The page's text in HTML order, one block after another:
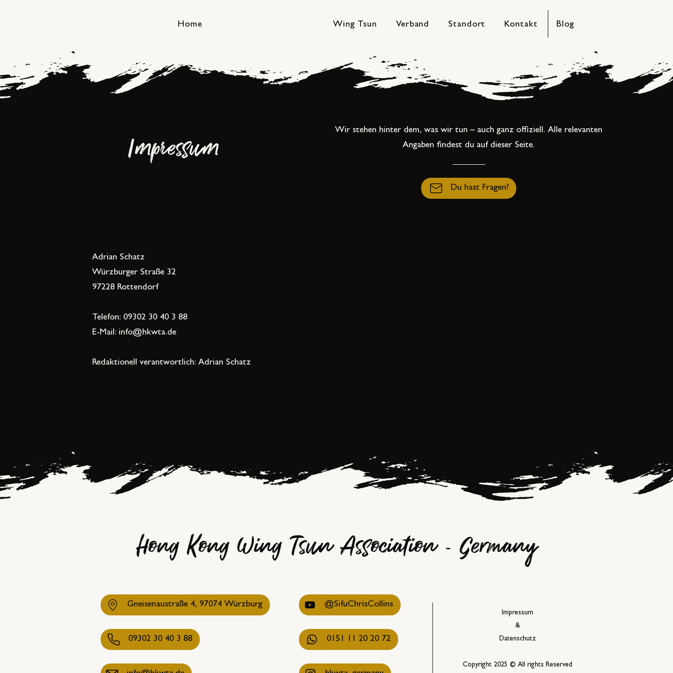
Home Wing Tsun Verband Standort Kontakt Blog
Impressum
Wir stehen hinter dem, was wir tun – auch ganz offiziell. Alle relevanten
Angaben findest du auf dieser Seite.
Du hast Fragen?
Adrian Schatz
Würzburger Straße 32
97228 Rottendorf
Telefon: 09302 30 40 3 88
E-Mail: info@hkwta.de
Redaktionell verantwortlich: Adrian Schatz
Hong Kong Wing Tsun Association - Germany
Impressum
&
Datenschutz
Copyright 2025 © All rights Reserved
Gneisenaustraße 4, 97074 Würzburg
09302 30 40 3 88
@SifuChrisCollins
0151 11 20 20 72